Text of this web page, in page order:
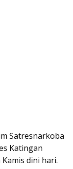
Satresnarkoba
Katingan
dini hari.